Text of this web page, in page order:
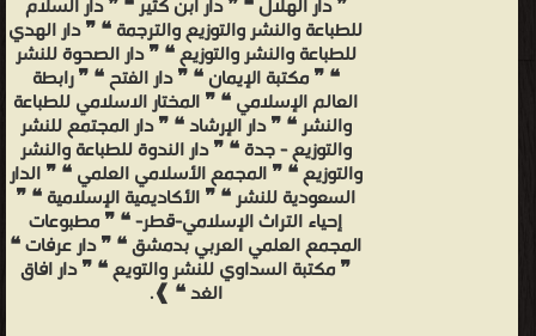
❞ دار الهلال ❝ ❞ دار ابن كثير ❝ ❞ دار السلام
للطباعة والنشر والتوزيع والترجمة ❝ ❞ دار الهدي
للطباعة والنشر والتوزيع ❝ ❞ دار الصحوة للنشر
❝ ❞ مكتبة الإيمان ❝ ❞ دار الفتح ❝ ❞ رابطة
العالم الإسلامي ❝ ❞ المختار الاسلامي للطباعة
والنشر ❝ ❞ دار الإرشاد ❝ ❞ دار المجتمع للنشر
والتوزيع - جدة ❝ ❞ دار الندوة للطباعة والنشر
والتوزيع ❝ ❞ المجمع الأسلامي العلمي ❝ ❞ الدار
السعودية للنشر ❝ ❞ الأكاديمية الإسلامية ❝ ❞
إحياء التراث الإسلامي-قطر- ❝ ❞ مطبوعات
المجمع العلمي العربي بدمشق ❝ ❞ دار عرفات ❝
❞ مكتبة السداوي للنشر والتويع ❝ ❞ دار افاق
الغد ❝ ❱.